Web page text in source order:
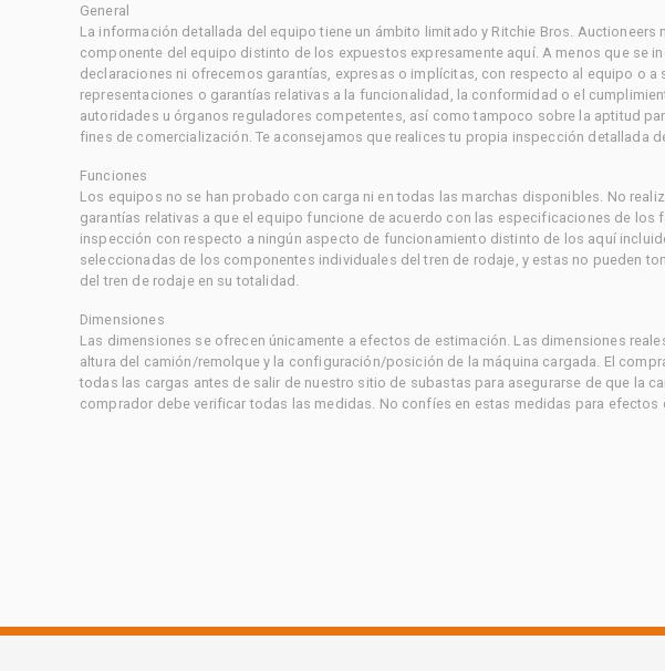
General
La información detallada del equipo tiene un ámbito limitado y Ritchie Bros.
componente del equipo distinto de los expuestos expresamente aquí. A menos que se
declaraciones ni ofrecemos garantías, expresas o implícitas, con respecto al equipo o a
representaciones o garantías relativas a la funcionalidad, la conformidad o el
autoridades u órganos reguladores competentes, así como tampoco sobre la aptitud
fines de comercialización. Te aconsejamos que realices tu propia inspección detallada
Funciones
Los equipos no se han probado con carga ni en todas las marchas disponibles. No
garantías relativas a que el equipo funcione de acuerdo con las especificaciones de los
inspección con respecto a ningún aspecto de funcionamiento distinto de los aquí
seleccionadas de los componentes individuales del tren de rodaje, y estas no pueden
del tren de rodaje en su totalidad.
Dimensiones
Las dimensiones se ofrecen únicamente a efectos de estimación. Las dimensiones
altura del camión/remolque y la configuración/posición de la máquina cargada. El
todas las cargas antes de salir de nuestro sitio de subastas para asegurarse de que la
comprador debe verificar todas las medidas. No confíes en estas medidas para efectos